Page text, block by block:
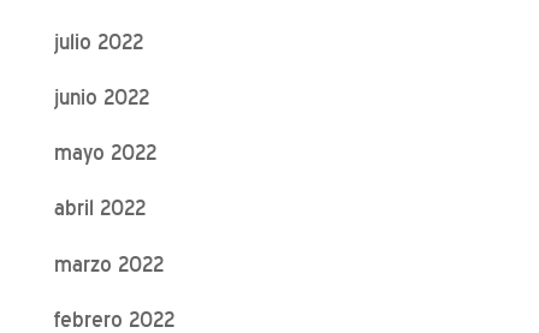
julio 2022
junio 2022
mayo 2022
abril 2022
marzo 2022
febrero 2022